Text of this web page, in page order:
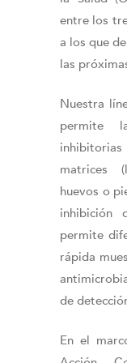
entre los
a los que
las
Nuestra
permite
matrices
huevos o
inhibición
permite
rápida
de
En el